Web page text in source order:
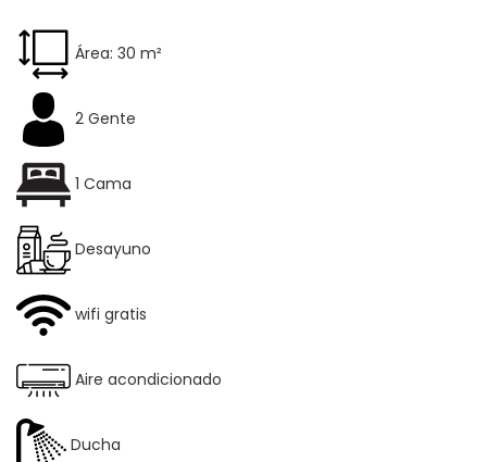
Área: 30 m²
2 Gente
1 Cama
Desayuno
wifi gratis
Aire acondicionado
Ducha